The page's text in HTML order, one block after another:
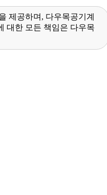
제공하며, 다우목공기계
대한 모든 책임은 다우목